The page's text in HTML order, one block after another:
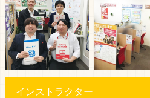
インストラクター